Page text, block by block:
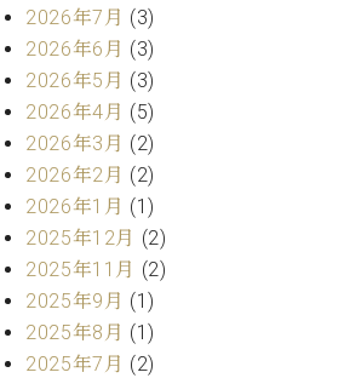
W.
ホ
フ
マ
ン
ト
ラ
デ
ィ
シ
ョ
ン
・
技
術
営
業
セ
タ
ー
ス
タ
ッ
フ
2026年7月 (3)
2026年6月 (3)
2026年5月 (3)
2026年4月 (5)
2026年3月 (2)
2026年2月 (2)
2026年1月 (1)
2025年12月 (2)
2025年11月 (2)
2025年9月 (1)
2025年8月 (1)
2025年7月 (2)